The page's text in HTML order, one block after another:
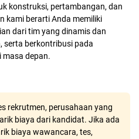
konstruksi, pertambangan, dan
kami berarti Anda memiliki
dari tim yang dinamis dan
serta berkontribusi pada
masa depan.
rekrutmen, perusahaan yang
biaya dari kandidat. Jika ada
biaya wawancara, tes,